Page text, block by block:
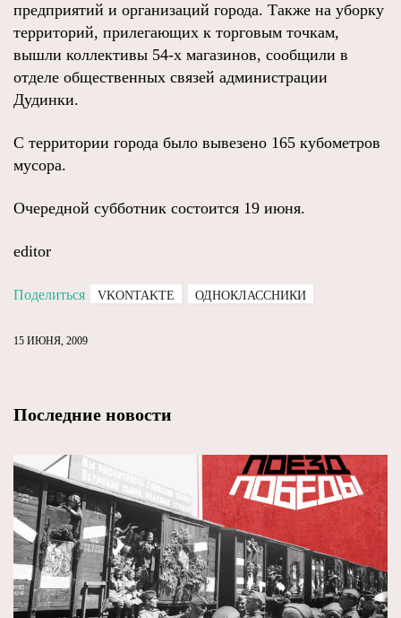
предприятий и организаций города. Также на уборку
территорий, прилегающих к торговым точкам,
вышли коллективы 54-х магазинов, сообщили в
отделе общественных связей администрации
Дудинки.
С территории города было вывезено 165 кубометров
мусора.
Очередной субботник состоится 19 июня.
editor
Поделиться VKONTAKTE ОДНОКЛАССНИКИ
15 ИЮНЯ, 2009
Последние новости